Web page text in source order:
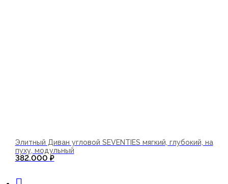
Элитный Диван угловой SEVENTIES мягкий, глубокий, на
пуху, модульный
382.000 ₽